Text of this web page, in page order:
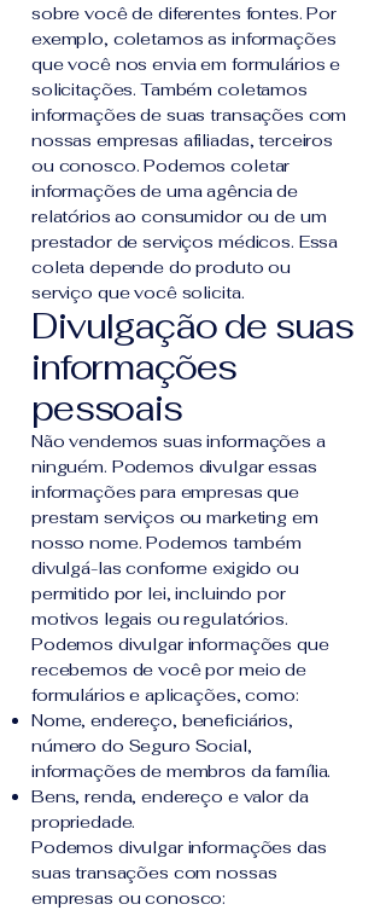
sobre você de diferentes fontes. Por
exemplo, coletamos as informações
que você nos envia em formulários e
solicitações. Também coletamos
informações de suas transações com
nossas empresas afiliadas, terceiros
ou conosco. Podemos coletar
informações de uma agência de
relatórios ao consumidor ou de um
prestador de serviços médicos. Essa
coleta depende do produto ou
serviço que você solicita.
Divulgação de suas
informações
pessoais
Não vendemos suas informações a
ninguém. Podemos divulgar essas
informações para empresas que
prestam serviços ou marketing em
nosso nome. Podemos também
divulgá-las conforme exigido ou
permitido por lei, incluindo por
motivos legais ou regulatórios.
Podemos divulgar informações que
recebemos de você por meio de
formulários e aplicações, como:
Nome, endereço, beneficiários,
número do Seguro Social,
informações de membros da família.
Bens, renda, endereço e valor da
propriedade.
Podemos divulgar informações das
suas transações com nossas
empresas ou conosco: